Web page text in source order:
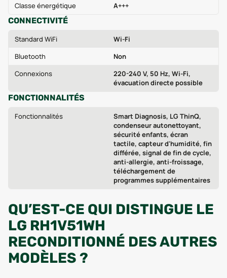
Classe énergétique
A+++
CONNECTIVITÉ
Standard WiFi
Wi-Fi
Bluetooth
Non
Connexions
220-240 V, 50 Hz, Wi-Fi,
évacuation directe possible
FONCTIONNALITÉS
Fonctionnalités
Smart Diagnosis, LG ThinQ,
condenseur autonettoyant,
sécurité enfants, écran
tactile, capteur d'humidité, fin
différée, signal de fin de cycle,
anti-allergie, anti-froissage,
téléchargement de
programmes supplémentaires
QU’EST-CE QUI DISTINGUE LE
LG RH1V51WH
RECONDITIONNÉ DES AUTRES
MODÈLES ?